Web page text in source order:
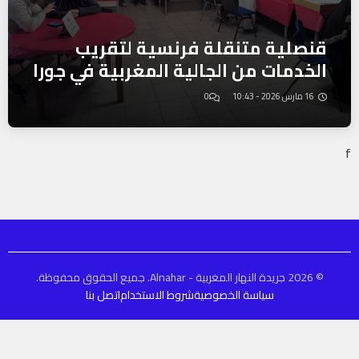
قنصلية متنقلة فرنسية لتقريب
الخدمات من الجالية المغربية في جورا
16 مارس 2026 - 10:43 0
f
© 2026 جريدة النهار المغربية - Alnahar. جميع الحقوق محفوظة.
سياسة الخصوصيةشروط الاستخداماتصل بنا